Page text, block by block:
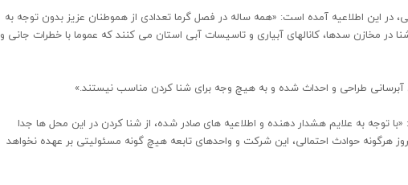
در این اطلاعیه آمده است: «همه ساله در فصل گرما تعدادی از هموطنان عزیز بدون توجه به
در مخازن سدها، کانالهای آبیاری و تاسیسات آبی استان می کنند که عموما با خطرات جانی و
طراحی و احداث شده و به هیچ وجه برای شنا کردن مناسب نیستند.»
توجه به علایم هشدار دهنده و اطلاعیه های صادر شده، از شنا کردن در این محل ها جدا
هرگونه حوادث احتمالی، این شرکت و واحدهای تابعه هیچ گونه مسئولیتی بر عهده نخواهد